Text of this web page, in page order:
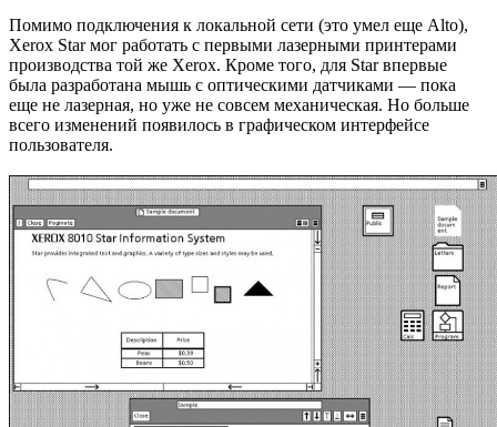
Помимо подключения к локальной сети (это умел еще Alto),
Xerox Star мог работать с первыми лазерными принтерами
производства той же Xerox. Кроме того, для Star впервые
была разработана мышь с оптическими датчиками — пока
еще не лазерная, но уже не совсем механическая. Но больше
всего изменений появилось в графическом интерфейсе
пользователя.